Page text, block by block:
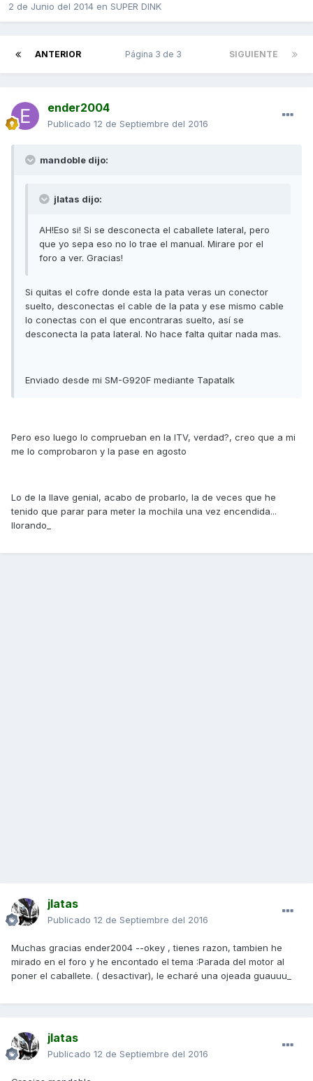
2 de Junio del 2014 en SUPER DINK
ANTERIOR SIGUIENTE
Página 3 de 3
ender2004
Publicado 12 de Septiembre del 2016
mandoble dijo:
jlatas dijo:
AH!Eso si! Si se desconecta el caballete lateral, pero
que yo sepa eso no lo trae el manual. Mirare por el
foro a ver. Gracias!
Si quitas el cofre donde esta la pata veras un conector
suelto, desconectas el cable de la pata y ese mismo cable
lo conectas con el que encontraras suelto, así se
desconecta la pata lateral. No hace falta quitar nada mas.
Enviado desde mi SM-G920F mediante Tapatalk
Pero eso luego lo comprueban en la ITV, verdad?, creo que a mi
me lo comprobaron y la pase en agosto
Lo de la llave genial, acabo de probarlo, la de veces que he
tenido que parar para meter la mochila una vez encendida...
llorando_
jlatas
Publicado 12 de Septiembre del 2016
Muchas gracias ender2004 --okey , tienes razon, tambien he
mirado en el foro y he encontado el tema :Parada del motor al
poner el caballete. ( desactivar), le echaré una ojeada guauuu_
jlatas
Publicado 12 de Septiembre del 2016